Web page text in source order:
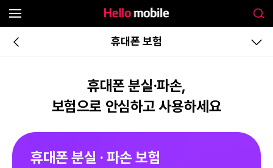
휴대폰 보험
휴대폰 분실·파손,
보험으로 안심하고 사용하세요
휴대폰 분실 · 파손 보험